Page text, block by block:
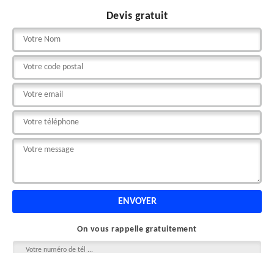
Devis gratuit
On vous rappelle gratuitement